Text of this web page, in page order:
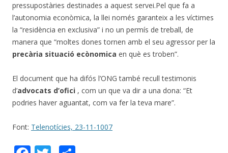
pressupostàries destinades a aquest servei.Pel que fa a
l’autonomia econòmica, la llei només garanteix a les víctimes
la “residència en exclusiva” i no un permís de treball, de
manera que “moltes dones tornen amb el seu agressor per la
precària situació ecònomica en què es troben”.
El document que ha difós l’ONG també recull testimonis
d’advocats d’ofici , com un que va dir a una dona: “Et
podries haver aguantat, com va fer la teva mare”.
Font: Telenotícies, 23-11-1007